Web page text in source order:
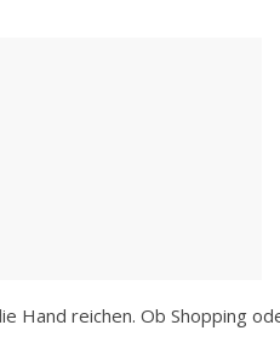
Hand reichen. Ob Shopping